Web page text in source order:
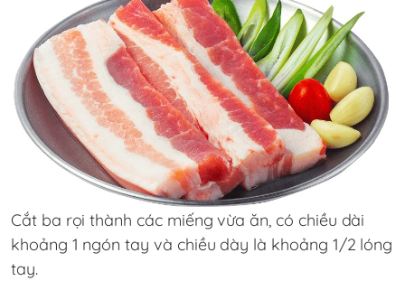
Cắt ba rọi thành các miếng vừa ăn, có chiều dài
khoảng 1 ngón tay và chiều dày là khoảng 1/2 lóng
tay.